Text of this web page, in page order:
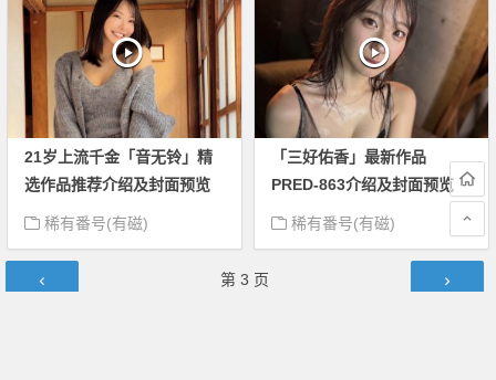
21岁上流千金「音无铃」精
选作品推荐介绍及封面预览
稀有番号(有磁)
「三好佑香」最新作品
PRED-863介绍及封面预览
稀有番号(有磁)
文章导航 第3 页